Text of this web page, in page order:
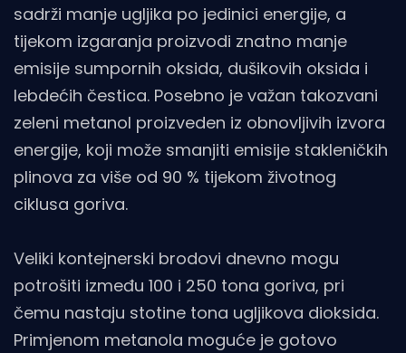
sadrži manje ugljika po jedinici energije, a
tijekom izgaranja proizvodi znatno manje
emisije sumpornih oksida, dušikovih oksida i
lebdećih čestica. Posebno je važan takozvani
zeleni metanol proizveden iz obnovljivih izvora
energije, koji može smanjiti emisije stakleničkih
plinova za više od 90 % tijekom životnog
ciklusa goriva.
Veliki kontejnerski brodovi dnevno mogu
potrošiti između 100 i 250 tona goriva, pri
čemu nastaju stotine tona ugljikova dioksida.
Primjenom metanola moguće je gotovo